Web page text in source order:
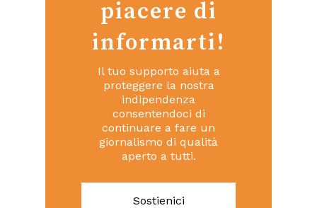
piacere di
informarti!
Il tuo supporto aiuta a
proteggere la nostra
indipendenza
consentendoci di
continuare a fare un
giornalismo di qualità
aperto a tutti.
Sostienici